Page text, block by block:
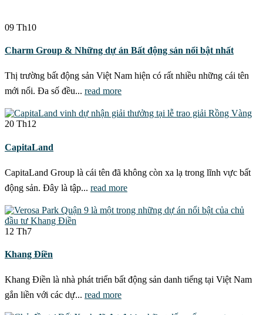
09 Th10
Charm Group & Những dự án Bất động sản nổi bật nhất
Thị trường bất động sản Việt Nam hiện có rất nhiều những cái tên
mới nổi. Đa số đều... read more
20 Th12
CapitaLand
CapitaLand Group là cái tên đã không còn xa lạ trong lĩnh vực bất
động sản. Đây là tập... read more
12 Th7
Khang Điền
Khang Điền là nhà phát triển bất động sản danh tiếng tại Việt Nam
gắn liền với các dự... read more